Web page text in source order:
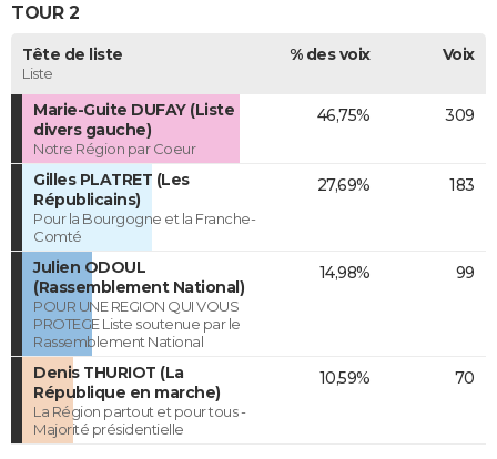
TOUR 2
Tête de liste
Liste
% des voix Voix
Marie-Guite DUFAY (Liste
divers gauche)
Notre Région par Coeur
46,75% 309
Gilles PLATRET (Les
Républicains)
Pour la Bourgogne et la Franche-
Comté
27,69% 183
Julien ODOUL
(Rassemblement National)
POUR UNE REGION QUI VOUS
PROTEGE Liste soutenue par le
Rassemblement National
14,98% 99
Denis THURIOT (La
République en marche)
La Région partout et pour tous -
Majorité présidentielle
10,59% 70